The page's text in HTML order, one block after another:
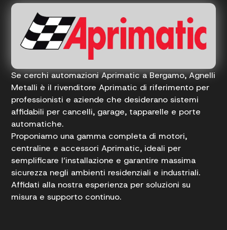
Se cerchi automazioni Aprimatic a Bergamo, Agnelli
Metalli è il rivenditore Aprimatic di riferimento per
professionisti e aziende che desiderano sistemi
affidabili per cancelli, garage, tapparelle e porte
automatiche.
Proponiamo una gamma completa di motori,
centraline e accessori Aprimatic, ideali per
semplificare l’installazione e garantire massima
sicurezza negli ambienti residenziali e industriali.
Affidati alla nostra esperienza per soluzioni su
misura e supporto continuo.